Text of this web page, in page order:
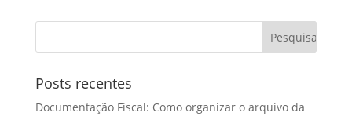
Posts recentes
Documentação Fiscal: Como organizar o arquivo da